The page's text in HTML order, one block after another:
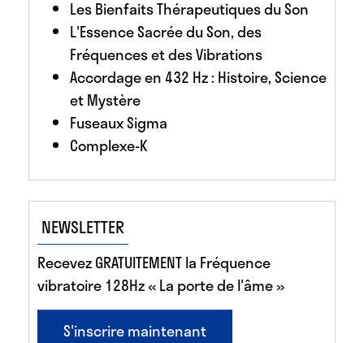
Les Bienfaits Thérapeutiques du Son
L'Essence Sacrée du Son, des
Fréquences et des Vibrations
Accordage en 432 Hz : Histoire, Science
et Mystère
Fuseaux Sigma
Complexe-K
NEWSLETTER
Recevez GRATUITEMENT la Fréquence
vibratoire 128Hz « La porte de l'âme »
S'inscrire maintenant